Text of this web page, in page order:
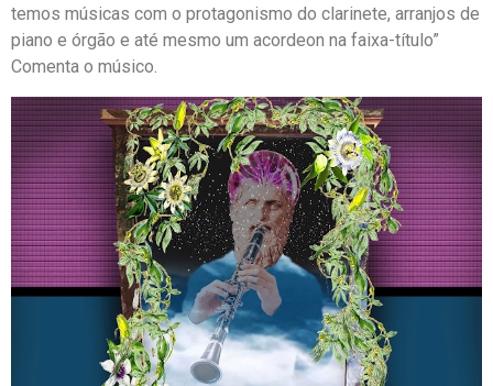
temos músicas com o protagonismo do clarinete, arranjos de
piano e órgão e até mesmo um acordeon na faixa-título”
Comenta o músico.